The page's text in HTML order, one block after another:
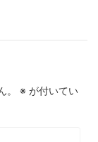
※ が付いてい